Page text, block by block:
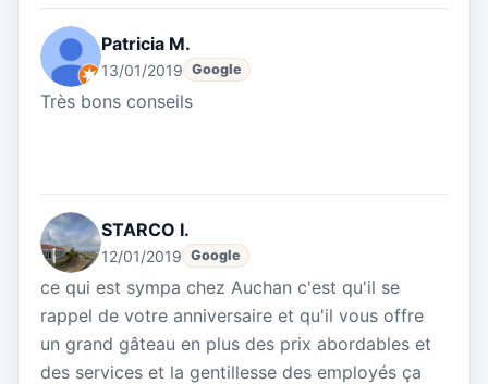
Patricia M.
13/01/2019 Google
Très bons conseils
STARCO I.
12/01/2019 Google
ce qui est sympa chez Auchan c'est qu'il se
rappel de votre anniversaire et qu'il vous offre
un grand gâteau en plus des prix abordables et
des services et la gentillesse des employés ça